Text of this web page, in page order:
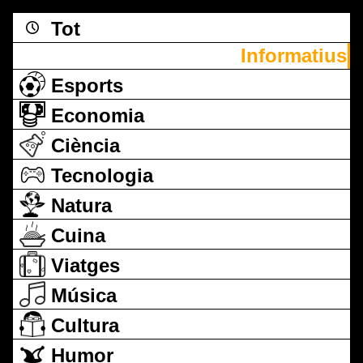
Tot
Informatius
Esports
Economia
Ciència
Tecnologia
Natura
Cuina
Viatges
Música
Cultura
Humor